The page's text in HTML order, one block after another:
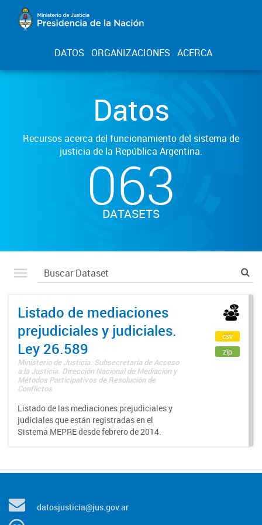
DATOS ORGANIZACIONES ACERCA
Datos
Recursos acerca del funcionamiento del sistema de
justicia de la República Argentina.
063
DATASETS
Listado de mediaciones
prejudiciales y judiciales.
Ley 26.589
Ministerio de Justicia. Subsecretaría de Acceso
a la Justicia. Dirección Nacional de Mediación y
Métodos Participativos de Resolución de
Conflictos
Listado de las mediaciones prejudiciales y
judiciales que están registradas en el
Sistema MEPRE desde febrero de 2014.
csv
zip
datosjusticia@jus.gov.ar